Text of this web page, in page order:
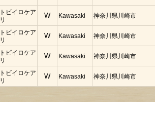
トビイロケア
リ
W Kawasaki 神奈川県川崎市
トビイロケア
リ
W Kawasaki 神奈川県川崎市
トビイロケア
リ
W Kawasaki 神奈川県川崎市
トビイロケア
リ
W Kawasaki 神奈川県川崎市